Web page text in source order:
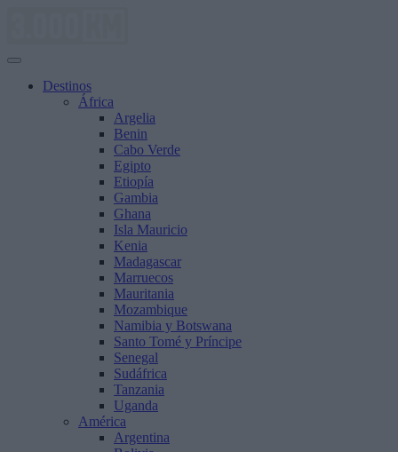
Destinos
África
Argelia
Benin
Cabo Verde
Egipto
Etiopía
Gambia
Ghana
Isla Mauricio
Kenia
Madagascar
Marruecos
Mauritania
Mozambique
Namibia y Botswana
Santo Tomé y Príncipe
Senegal
Sudáfrica
Tanzania
Uganda
América
Argentina